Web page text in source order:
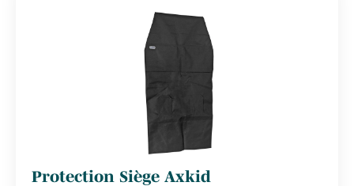
Protection Siège Axkid